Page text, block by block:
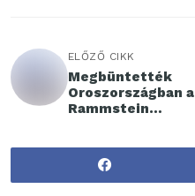
ELŐZŐ CIKK
Megbüntették
Oroszországban a
Rammstein